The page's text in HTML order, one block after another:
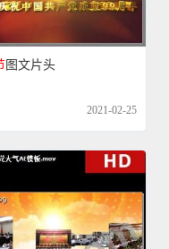
图文片头
2021-02-25